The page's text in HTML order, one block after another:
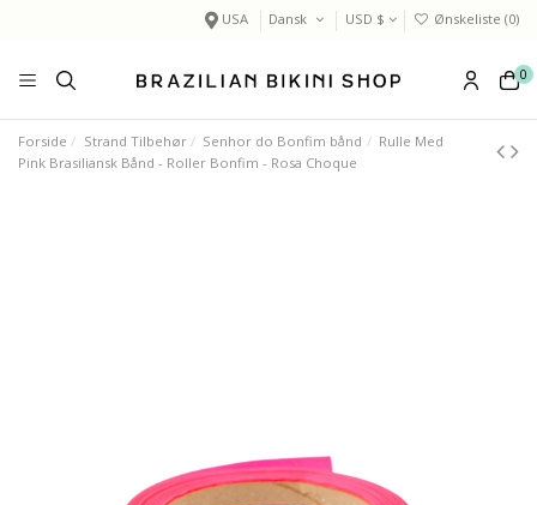
USA Dansk USD $ Ønskeliste (0)
0
Forside Strand Tilbehør Senhor do Bonfim bånd
Rulle Med
Pink Brasiliansk Bånd - Roller Bonfim - Rosa Choque